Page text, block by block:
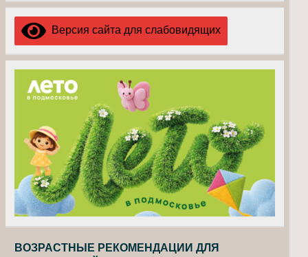
Версия сайта для слабовидящих
ВОЗРАСТНЫЕ РЕКОМЕНДАЦИИ ДЛЯ